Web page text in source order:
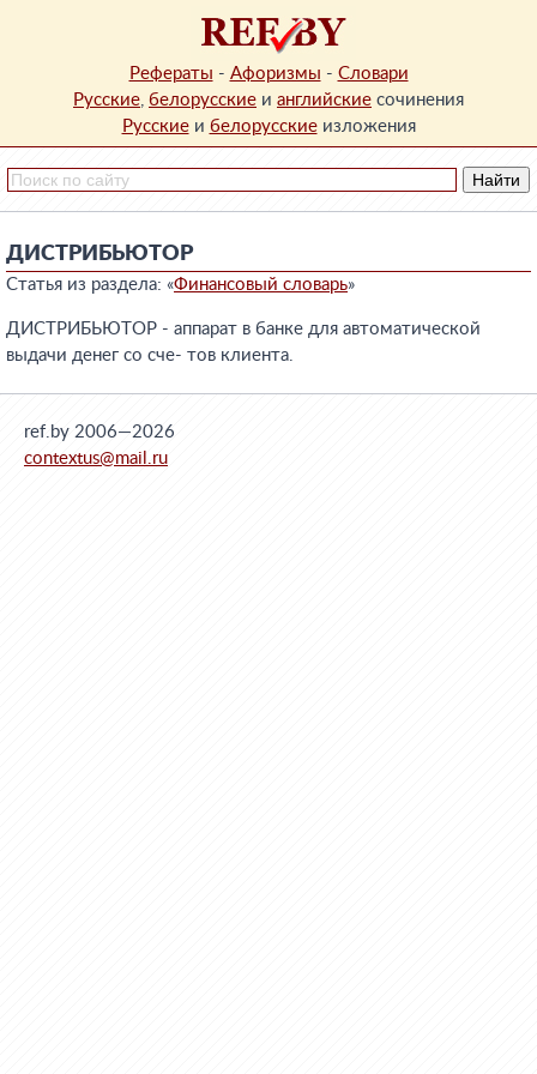
Рефераты - Афоризмы - Словари
Русские, белорусские и английские сочинения
Русскиеи белорусскиеизложения
ДИСТРИБЬЮТОР
Статья из раздела: «Финансовый словарь»
ДИСТРИБЬЮТОР - аппарат в банке для автоматической
выдачи денег со сче- тов клиента.
ref.by 2006—2026
contextus@mail.ru